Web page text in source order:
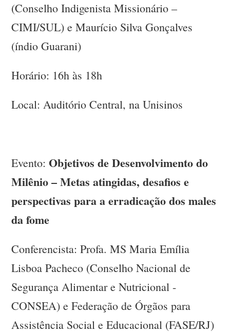
(Conselho Indigenista Missionário –
CIMI/SUL) e Maurício Silva Gonçalves
(índio Guarani)
Horário: 16h às 18h
Local: Auditório Central, na Unisinos
Evento:Objetivos de Desenvolvimento do
Milênio – Metas atingidas, desafios e
perspectivas para a erradicação dos males
da fome
Conferencista: Profa. MS Maria Emília
Lisboa Pacheco (Conselho Nacional de
Segurança Alimentar e Nutricional -
CONSEA) e Federação de Órgãos para
Assistência Social e Educacional (FASE/RJ)